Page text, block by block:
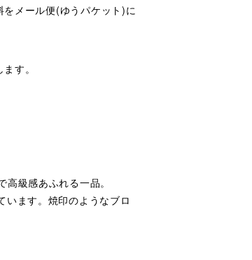
メール便(ゆうパケット)に
す。
級感あふれる一品。
います。焼印のようなブロ